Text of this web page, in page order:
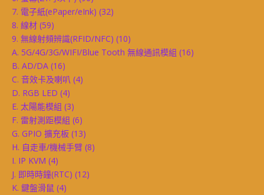
7. 電子紙(ePaper/eInk) (32)
8. 線材 (59)
9. 無線射頻辨識(RFID/NFC) (10)
A. 5G/4G/3G/WIFI/Blue Tooth 無線通訊模組 (16)
B. AD/DA (16)
C. 音效卡及喇叭 (4)
D. RGB LED (4)
E. 太陽能模組 (3)
F. 雷射測距模組 (6)
G. GPIO 擴充板 (13)
H. 自走車/機械手臂 (8)
I. IP KVM (4)
J. 即時時鐘(RTC) (12)
K. 鍵盤滑鼠 (4)